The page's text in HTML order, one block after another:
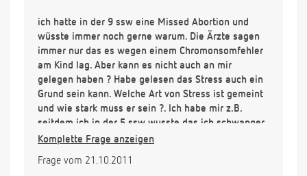
ich hatte in der 9 ssw eine Missed Abortion und
wüsste immer noch gerne warum. Die Ärzte sagen
immer nur das es wegen einem Chromonsomfehler
am Kind lag. Aber kann es nicht auch an mir
gelegen haben ? Habe gelesen das Stress auch ein
Grund sein kann. Welche Art von Stress ist gemeint
und wie stark muss er sein ?. Ich habe mir z.B.
seitdem ich in der 5 ssw wusste das ich schwanger
bin ständig Gedanken darüber gemacht was ich
etwas falsches zu essen oder mich falsch zu
Komplette Frage anzeigen
Frage vom 21.10.2011